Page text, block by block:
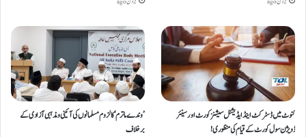
کنوٹ میں ڈسٹرکٹ اینڈ ایڈیشنل سیشنز کورٹ اور سینئر
ڈویژن سول کورٹ کے قیام کی منظوری!
’وندے ماترم‘ کا لزوم مسلمانوں کی آئینی ومذہبی آزادی کے
برخلاف